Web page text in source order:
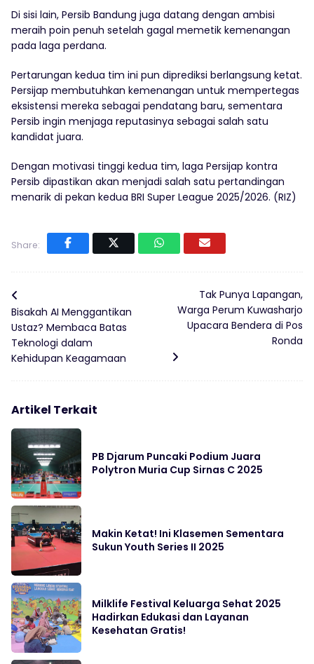
Di sisi lain, Persib Bandung juga datang dengan ambisi
meraih poin penuh setelah gagal memetik kemenangan
pada laga perdana.
Pertarungan kedua tim ini pun diprediksi berlangsung ketat.
Persijap membutuhkan kemenangan untuk mempertegas
eksistensi mereka sebagai pendatang baru, sementara
Persib ingin menjaga reputasinya sebagai salah satu
kandidat juara.
Dengan motivasi tinggi kedua tim, laga Persijap kontra
Persib dipastikan akan menjadi salah satu pertandingan
menarik di pekan kedua BRI Super League 2025/2026. (RIZ)
Share:
Bisakah AI Menggantikan
Ustaz? Membaca Batas
Teknologi dalam
Kehidupan Keagamaan
Tak Punya Lapangan,
Warga Perum Kuwasharjo
Upacara Bendera di Pos
Ronda
Artikel Terkait
PB Djarum Puncaki Podium Juara
Polytron Muria Cup Sirnas C 2025
Makin Ketat! Ini Klasemen Sementara
Sukun Youth Series II 2025
Milklife Festival Keluarga Sehat 2025
Hadirkan Edukasi dan Layanan
Kesehatan Gratis!